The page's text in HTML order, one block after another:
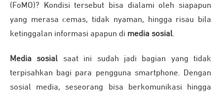
(FoMO)? Kondisi tersebut bisa dialami oleh siapapun
yang merasa cemas, tidak nyaman, hingga risau bila
ketinggalan informasi apapun di media sosial.
Media sosial saat ini sudah jadi bagian yang tidak
terpisahkan bagi para pengguna smartphone. Dengan
sosial media, seseorang bisa berkomunikasi hingga